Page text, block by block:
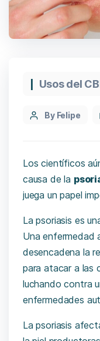
Usos del
By Felipe
Los científicos
causa de la
juega un papel
La psoriasis es
Una enfermedad
desencadena la
para atacar a las
luchando contra
enfermedades
La psoriasis